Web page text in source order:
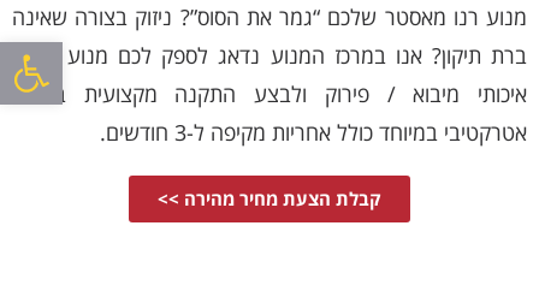
פתח
מנוע רנו מאסטר שלכם “גמר את הסוס”? ניזוק בצורה שאינה
ברת תיקון? אנו במרכז המנוע נדאג לספק לכם מנוע חלופי
איכותי מיבוא / פירוק ולבצע התקנה מקצועית במחיר
אטרקטיבי במיוחד כולל אחריות מקיפה ל-3 חודשים.
קבלת הצעת מחיר מהירה >>